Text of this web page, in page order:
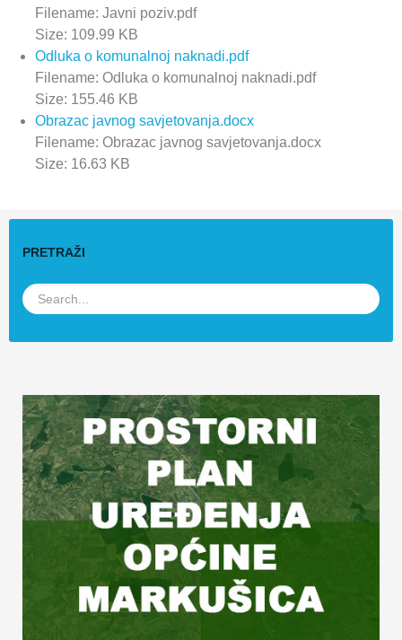
Filename: Javni poziv.pdf
Size: 109.99 KB
Odluka o komunalnoj naknadi.pdf
Filename: Odluka o komunalnoj naknadi.pdf
Size: 155.46 KB
Obrazac javnog savjetovanja.docx
Filename: Obrazac javnog savjetovanja.docx
Size: 16.63 KB
PRETRAŽI